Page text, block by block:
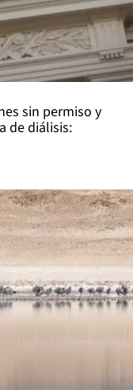
sin permiso y
de diálisis: